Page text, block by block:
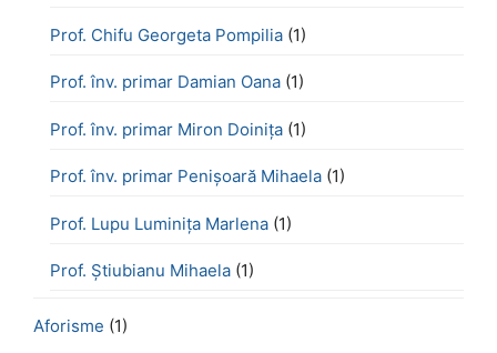
Prof. Chifu Georgeta Pompilia (1)
Prof. înv. primar Damian Oana (1)
Prof. înv. primar Miron Doinița (1)
Prof. înv. primar Penișoară Mihaela (1)
Prof. Lupu Luminița Marlena (1)
Prof. Știubianu Mihaela (1)
Aforisme (1)